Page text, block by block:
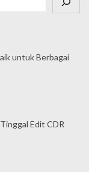
untuk Berbagai
Edit CDR